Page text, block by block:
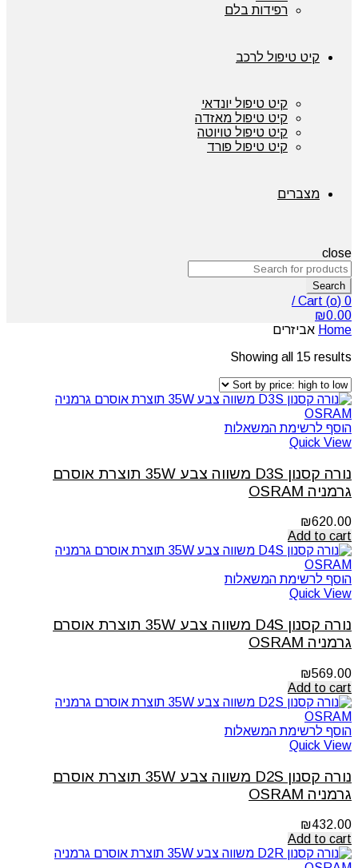
רפידות בלם
קיט טיפול לרכב
קיט טיפול יונדאי
קיט טיפול מאזדה
קיט טיפול טויוטה
קיט טיפול פורד
מצברים
close
Search
Cart (o) 0
/
₪0.00
Home אביזרים
Showing all 15 results
הוסף לרשימת המשאלות
Quick View
נורה קסנון D3S משווה צבע 35W תוצרת אוסרם
גרמניה OSRAM
₪620.00
Add to cart
הוסף לרשימת המשאלות
Quick View
נורה קסנון D4S משווה צבע 35W תוצרת אוסרם
גרמניה OSRAM
₪569.00
Add to cart
הוסף לרשימת המשאלות
Quick View
נורה קסנון D2S משווה צבע 35W תוצרת אוסרם
גרמניה OSRAM
₪432.00
Add to cart